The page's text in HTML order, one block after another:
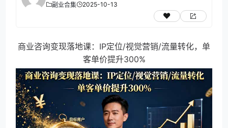
副业合集 2025-10-13
商业咨询变现落地课：IP定位/视觉营销/流量转化，单
客单价提升300%